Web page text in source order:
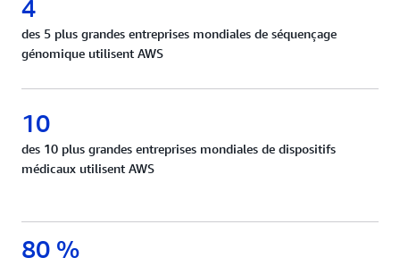
4
des 5 plus grandes entreprises mondiales de séquençage
génomique utilisent AWS
10
des 10 plus grandes entreprises mondiales de dispositifs
médicaux utilisent AWS
80 %